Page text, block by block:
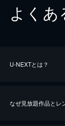
よくあ
U-NEXTとは？
なぜ見放題作品とレ